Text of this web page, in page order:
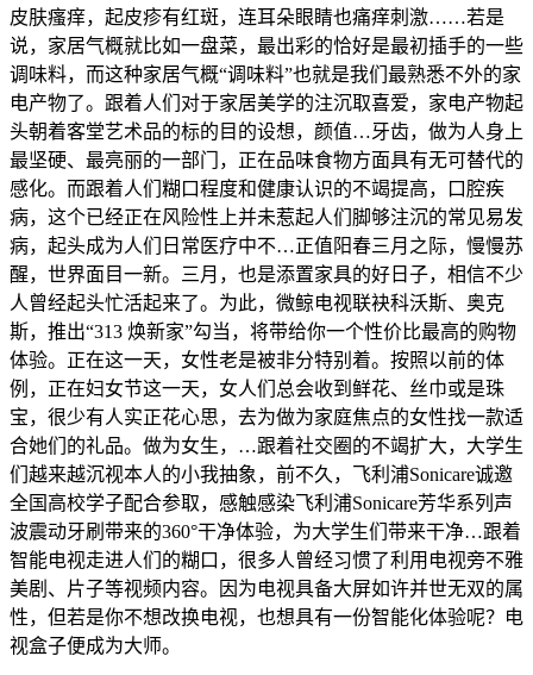
皮肤瘙痒，起皮疹有红斑，连耳朵眼睛也痛痒刺激……若是
说，家居气概就比如一盘菜，最出彩的恰好是最初插手的一些
调味料，而这种家居气概“调味料”也就是我们最熟悉不外的家
电产物了。跟着人们对于家居美学的注沉取喜爱，家电产物起
头朝着客堂艺术品的标的目的设想，颜值…牙齿，做为人身上
最坚硬、最亮丽的一部门，正在品味食物方面具有无可替代的
感化。而跟着人们糊口程度和健康认识的不竭提高，口腔疾
病，这个已经正在风险性上并未惹起人们脚够注沉的常见易发
病，起头成为人们日常医疗中不…正值阳春三月之际，慢慢苏
醒，世界面目一新。三月，也是添置家具的好日子，相信不少
人曾经起头忙活起来了。为此，微鲸电视联袂科沃斯、奥克
斯，推出“313 焕新家”勾当，将带给你一个性价比最高的购物
体验。正在这一天，女性老是被非分特别着。按照以前的体
例，正在妇女节这一天，女人们总会收到鲜花、丝巾或是珠
宝，很少有人实正花心思，去为做为家庭焦点的女性找一款适
合她们的礼品。做为女生，…跟着社交圈的不竭扩大，大学生
们越来越沉视本人的小我抽象，前不久，飞利浦Sonicare诚邀
全国高校学子配合参取，感触感染飞利浦Sonicare芳华系列声
波震动牙刷带来的360°干净体验，为大学生们带来干净…跟着
智能电视走进人们的糊口，很多人曾经习惯了利用电视旁不雅
美剧、片子等视频内容。因为电视具备大屏如许并世无双的属
性，但若是你不想改换电视，也想具有一份智能化体验呢？电
视盒子便成为大师。